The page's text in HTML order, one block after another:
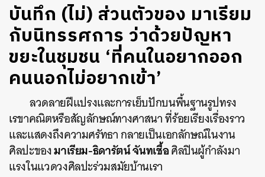
บันทึก (ไม่) ส่วนตัวของ มาเรียม
กับนิทรรศการ ว่าด้วยปัญหา
ขยะในชุมชน ‘ที่คนในอยากออก
คนนอกไม่อยากเข้า’
ลวดลายฝีแปรงและการเย็บปักบนพื้นฐานรูปทรง
เรขาคณิตหรือสัญลักษณ์ทางศาสนา ที่ร้อยเรียงเรื่องราว
และแสดงถึงความศรัทธา กลายเป็นเอกลักษณ์ในงาน
ศิลปะของมาเรียม-ธิดารัตน์ จันทเชื้อศิลปินผู้กำลังมา
แรงในแวดวงศิลปะร่วมสมัยบ้านเรา